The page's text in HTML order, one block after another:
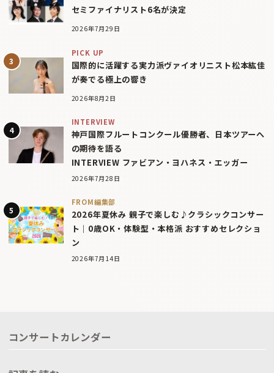
セミファイナリスト6名が決定
2026年7月29日
PICK UP
国際的に活躍する実力派ヴァイオリニスト松本紘佳
が奏でる極上の響き
2026年8月2日
INTERVIEW
神戸国際フルートコンクール優勝者、日本ツアーへ
の期待を語る
INTERVIEW ファビアン・ヨハネス・エッガー
2026年7月28日
FROM編集部
2026年夏休み 親子で楽しむ♪クラシックコンサー
ト｜0歳OK・体験型・本格派 おすすめセレクショ
ン
2026年7月14日
コンサートカレンダー